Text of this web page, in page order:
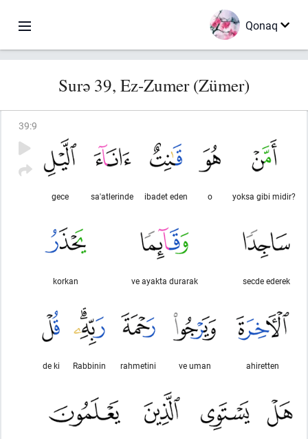
Qonaq
Surə 39, Ez-Zumer (Zümer)
39:9
yoksa gibi midir?
o
ibadet eden
sa'atlerinde
gece
secde ederek
ve ayakta durarak
korkan
ahiretten
ve uman
rahmetini
Rabbinin
de ki